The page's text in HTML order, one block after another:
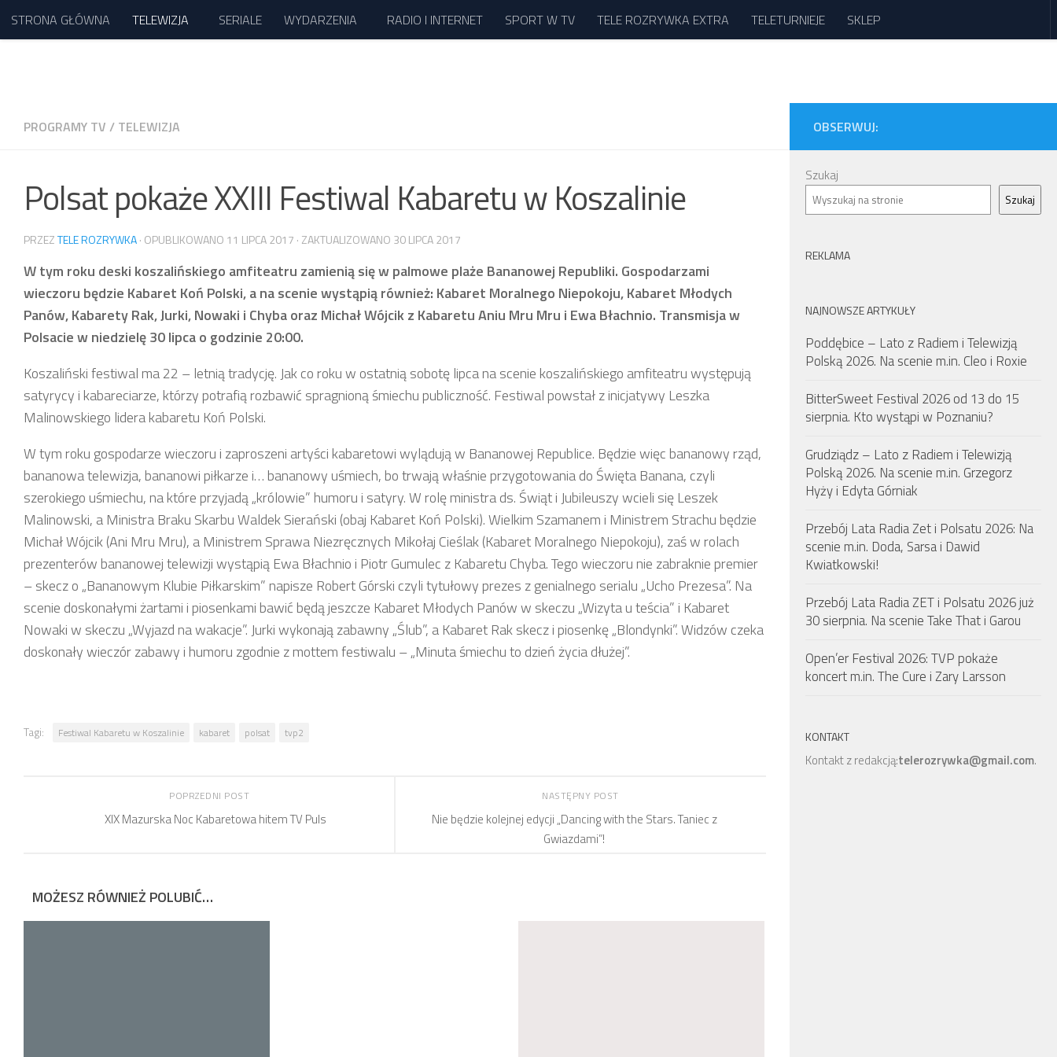
Przejdź do treści
STRONA GŁÓWNA TELEWIZJA SERIALE WYDARZENIA RADIO I INTERNET SPORT W TV TELE ROZRYWKA EXTRA TELETURNIEJE SKLEP
PROGRAMY TV / TELEWIZJA
Polsat pokaże XXIII Festiwal Kabaretu w Koszalinie
PRZEZTELE ROZRYWKA· OPUBLIKOWANO 11 LIPCA 2017 · ZAKTUALIZOWANO 30 LIPCA 2017
W tym roku deski koszalińskiego amfiteatru zamienią się w palmowe plaże Bananowej Republiki. Gospodarzami
wieczoru będzie Kabaret Koń Polski, a na scenie wystąpią również: Kabaret Moralnego Niepokoju, Kabaret Młodych
Panów, Kabarety Rak, Jurki, Nowaki i Chyba oraz Michał Wójcik z Kabaretu Aniu Mru Mru i Ewa Błachnio. Transmisja w
Polsacie w niedzielę 30 lipca o godzinie 20:00.
Koszaliński festiwal ma 22 – letnią tradycję. Jak co roku w ostatnią sobotę lipca na scenie koszalińskiego amfiteatru występują
satyrycy i kabareciarze, którzy potrafią rozbawić spragnioną śmiechu publiczność. Festiwal powstał z inicjatywy Leszka
Malinowskiego lidera kabaretu Koń Polski.
W tym roku gospodarze wieczoru i zaproszeni artyści kabaretowi wylądują w Bananowej Republice. Będzie więc bananowy rząd,
bananowa telewizja, bananowi piłkarze i… bananowy uśmiech, bo trwają właśnie przygotowania do Święta Banana, czyli
szerokiego uśmiechu, na które przyjadą „królowie” humoru i satyry. W rolę ministra ds. Świąt i Jubileuszy wcieli się Leszek
Malinowski, a Ministra Braku Skarbu Waldek Sierański (obaj Kabaret Koń Polski). Wielkim Szamanem i Ministrem Strachu będzie
Michał Wójcik (Ani Mru Mru), a Ministrem Sprawa Niezręcznych Mikołaj Cieślak (Kabaret Moralnego Niepokoju), zaś w rolach
prezenterów bananowej telewizji wystąpią Ewa Błachnio i Piotr Gumulec z Kabaretu Chyba. Tego wieczoru nie zabraknie premier
– skecz o „Bananowym Klubie Piłkarskim” napisze Robert Górski czyli tytułowy prezes z genialnego serialu „Ucho Prezesa”. Na
scenie doskonałymi żartami i piosenkami bawić będą jeszcze Kabaret Młodych Panów w skeczu „Wizyta u teścia” i Kabaret
Nowaki w skeczu „Wyjazd na wakacje”. Jurki wykonają zabawny „Ślub”, a Kabaret Rak skecz i piosenkę „Blondynki”. Widzów czeka
doskonały wieczór zabawy i humoru zgodnie z mottem festiwalu – „Minuta śmiechu to dzień życia dłużej”.
Tagi: Festiwal Kabaretu w Koszalinie kabaret polsat tvp2
NASTĘPNY POST
Nie będzie kolejnej edycji „Dancing with the Stars. Taniec z
Gwiazdami”!
POPRZEDNI POST
XIX Mazurska Noc Kabaretowa hitem TV Puls
MOŻESZ RÓWNIEŻ POLUBIĆ…
OBSERWUJ:
Szukaj
Szukaj
REKLAMA
NAJNOWSZE ARTYKUŁY
Poddębice – Lato z Radiem i Telewizją
Polską 2026. Na scenie m.in. Cleo i Roxie
BitterSweet Festival 2026 od 13 do 15
sierpnia. Kto wystąpi w Poznaniu?
Grudziądz – Lato z Radiem i Telewizją
Polską 2026. Na scenie m.in. Grzegorz
Hyży i Edyta Górniak
Przebój Lata Radia Zet i Polsatu 2026: Na
scenie m.in. Doda, Sarsa i Dawid
Kwiatkowski!
Przebój Lata Radia ZET i Polsatu 2026 już
30 sierpnia. Na scenie Take That i Garou
Open’er Festival 2026: TVP pokaże
koncert m.in. The Cure i Zary Larsson
KONTAKT
Kontakt z redakcją:telerozrywka@gmail.com.